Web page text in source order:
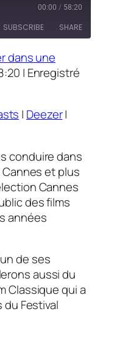
00:00 / 58:20
SUBSCRIBE SHARE
dans une
| Enregistré
| Deezer|
conduire dans
et plus
Cannes
des films
années
de ses
aussi du
Classique qui a
du Festival